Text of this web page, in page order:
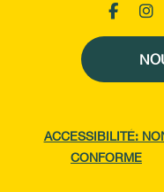
ACCESSIBILITÉ:
CONFORME